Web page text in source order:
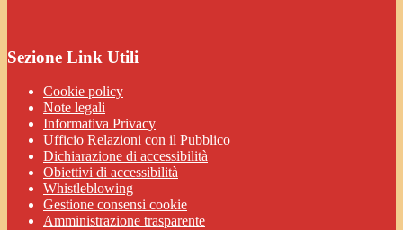
Sezione Link Utili
Cookie policy
Note legali
Informativa Privacy
Ufficio Relazioni con il Pubblico
Dichiarazione di accessibilità
Obiettivi di accessibilità
Whistleblowing
Gestione consensi cookie
Amministrazione trasparente